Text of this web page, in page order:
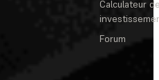
Calculateur
Forum